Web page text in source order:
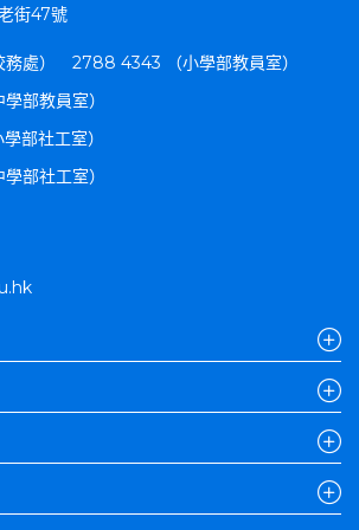
街47號
處）
2788 4343 （小學部教員室）
部教員室）
部社工室）
部社工室）